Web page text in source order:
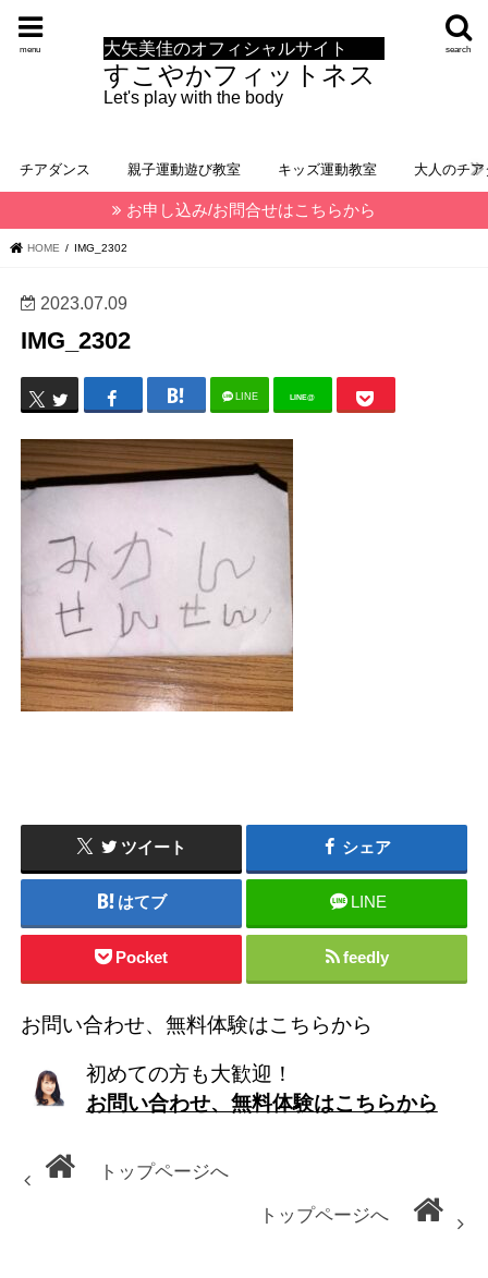
大矢美佳のオフィシャルサイト
すこやかフィットネス
Let's play with the body
search
menu
チアダンス 親子運動遊び教室 キッズ運動教室 大人のチ
お申し込み/お問合せはこちらから
HOME IMG_2302
2023.07.09
IMG_2302
LINE LINE@
ツイート シェア
はてブ LINE
Pocket feedly
お問い合わせ、無料体験はこちらから
初めての方も大歓迎！
お問い合わせ、無料体験はこちらから
トップページへ
トップページへ